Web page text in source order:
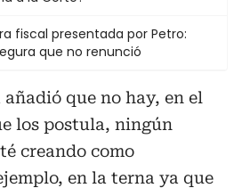
fiscal presentada por Petro:
que no renunció
que no hay, en el
los postula, ningún
creando como
en la terna ya que